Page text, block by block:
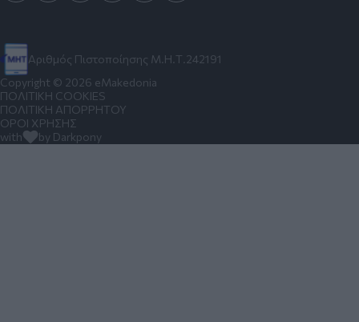
Αριθμός Πιστοποίησης Μ.Η.Τ.242191
Copyright © 2026 eMakedonia
ΠΟΛΙΤΙΚΗ COOKIES
ΠΟΛΙΤΙΚΗ ΑΠΟΡΡΗΤΟΥ
ΟΡΟΙ ΧΡΗΣΗΣ
with
by Darkpony